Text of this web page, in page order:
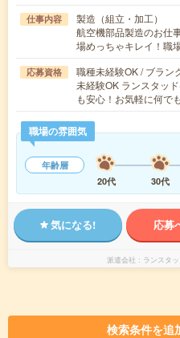
仕事内容
製造（組立・加工）
航空機部品製造のお仕
場めっちゃキレイ！職
応募資格
職種未経験OK / ブラン
未経験OK ランスタッ
も安心！お気軽に何で
職場の雰囲気
年齢層
20代
30代
気になる! 応募
派遣会社 ランスタ
検索条件を追